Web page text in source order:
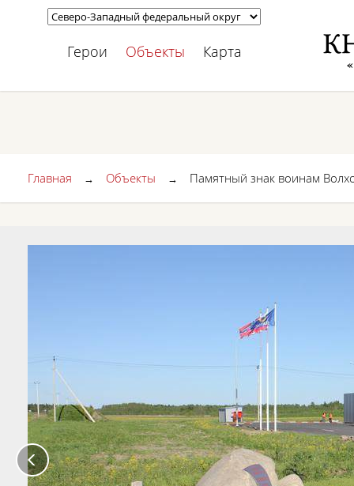
Герои Объекты Карта
Главная → Объекты → Памятный знак воинам